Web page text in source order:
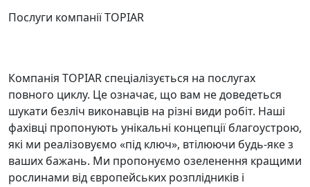
Послуги компанії TOPIAR
Компанія TOPIAR спеціалізується на послугах
повного циклу. Це означає, що вам не доведеться
шукати безліч виконавців на різні види робіт. Наші
фахівці пропонують унікальні концепції благоустрою,
які ми реалізовуємо «під ключ», втілюючи будь-яке з
ваших бажань. Ми пропонуємо озеленення кращими
рослинами від європейських розплідників і